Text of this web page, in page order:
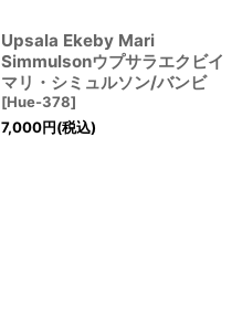
Upsala Ekeby Mari
Simmulsonウプサラエクビイ
マリ・シミュルソン/バンビ
[Hue-378]
7,000円(税込)